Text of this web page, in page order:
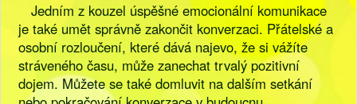
Jedním z kouzel úspěšné emocionální komunikace
je také umět správně zakončit konverzaci. Přátelské a
osobní rozloučení, které dává najevo, že si vážíte
stráveného času, může zanechat trvalý pozitivní
dojem. Můžete se také domluvit na dalším setkání